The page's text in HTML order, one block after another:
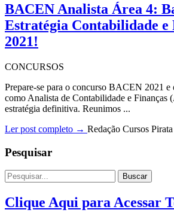
BACEN Analista Área 4:
Estratégia Contabilidade e
2021!
CONCURSOS
Prepare-se para o concurso BACEN 2021 e
como Analista de Contabilidade e Finanças
estratégia definitiva. Reunimos ...
Ler post completo → Redação Cursos Pirata
Pesquisar
Buscar
Clique Aqui para Acessar